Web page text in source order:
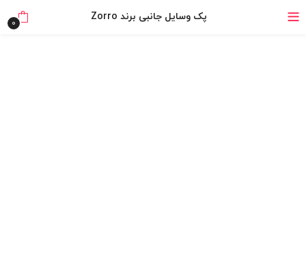
۴ قسط، بدون کارمزد
پک وسایل جانبی برند Zorro 0